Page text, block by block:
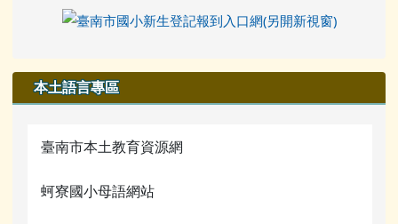
本土語言專區
臺南市本土教育資源網
蚵寮國小母語網站